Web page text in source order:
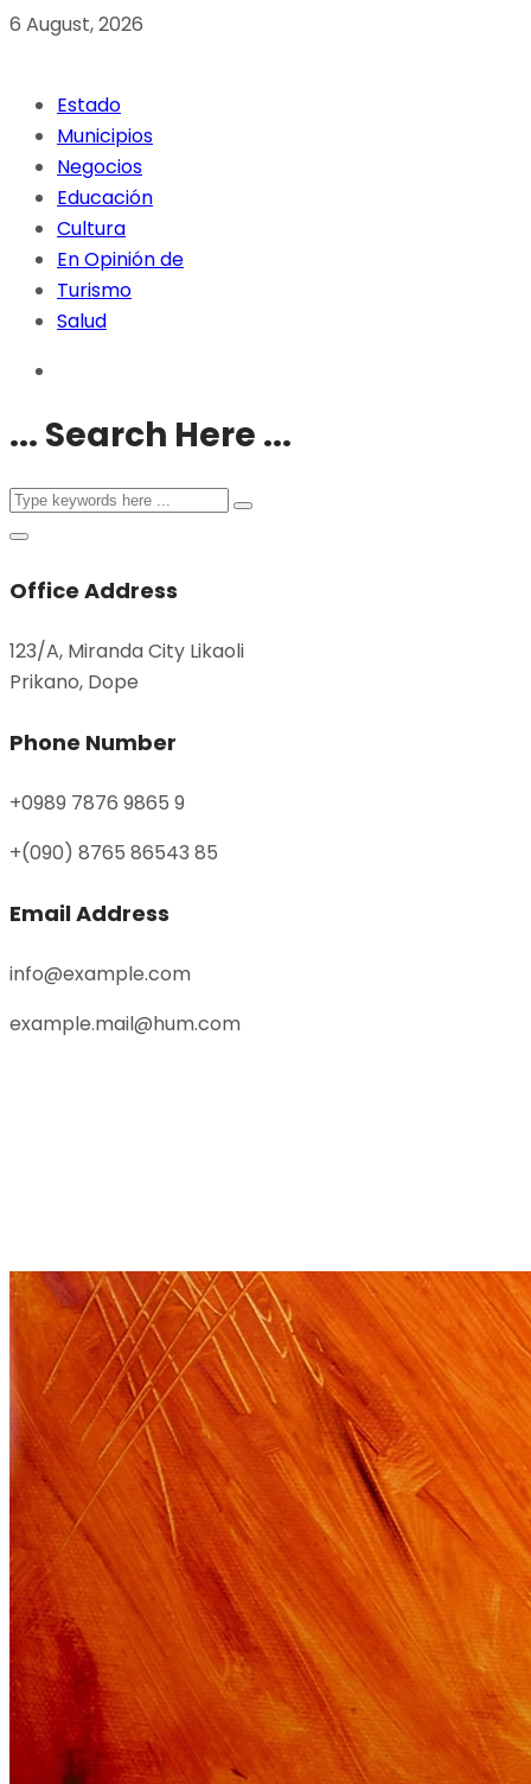
6 August, 2026
Estado
Municipios
Negocios
Educación
Cultura
En Opinión de
Turismo
Salud
... Search Here ...
Office Address
123/A, Miranda City Likaoli
Prikano, Dope
Phone Number
+0989 7876 9865 9
+(090) 8765 86543 85
Email Address
info@example.com
example.mail@hum.com